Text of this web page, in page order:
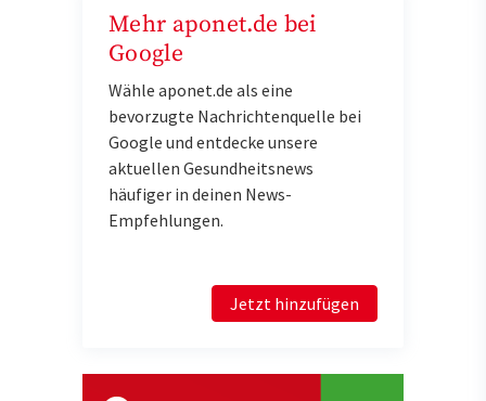
Mehr aponet.de bei
Google
Wähle aponet.de als eine
bevorzugte Nachrichtenquelle bei
Google und entdecke unsere
aktuellen Gesundheitsnews
häufiger in deinen News-
Empfehlungen.
Jetzt hinzufügen